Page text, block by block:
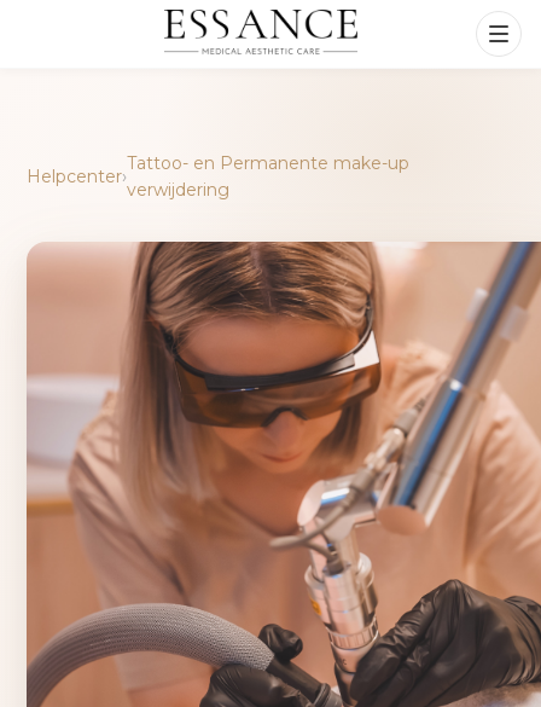
Helpcenter›
Tattoo- en Permanente make-up
verwijdering